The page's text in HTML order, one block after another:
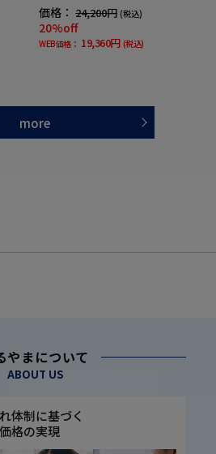
ット無地キャサリンＥハムネット秋冬
価格： 24,200円 (税込)
20%off
WEB価格： 19,360円 (税込)
more
やまについて
ABOUT US
体制に基づく
格の実現